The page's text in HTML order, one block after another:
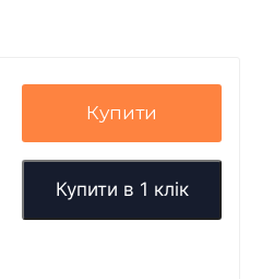
Купити
Купити в 1 клік